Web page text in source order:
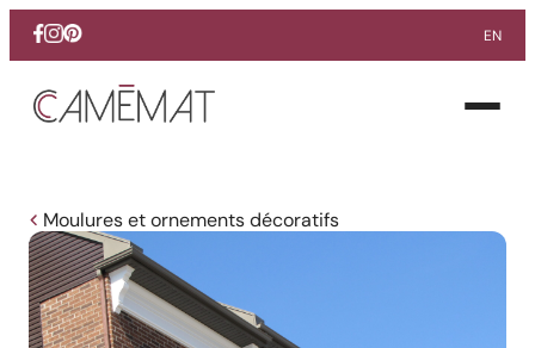
Facebook
Instagram
Pinterest EN
Ouvrir
Moulures et ornements décoratifs